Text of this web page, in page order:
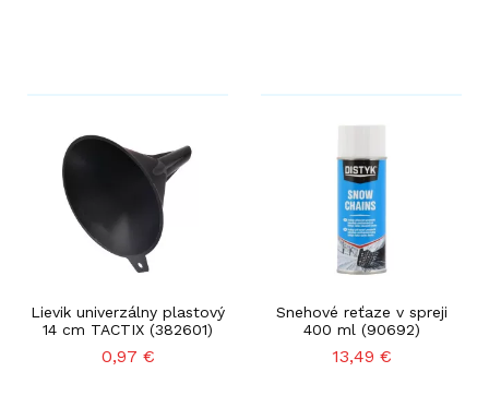
Lievik univerzálny plastový
14 cm TACTIX (382601)
0,97 €
Snehové reťaze v spreji
400 ml (90692)
13,49 €